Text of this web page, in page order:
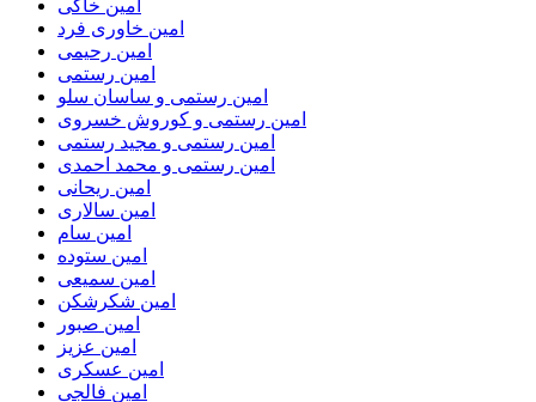
امین خاکی
امین خاوری فرد
امین رحیمی
امین رستمی
امین رستمی و ساسان سلو
امین رستمی و کوروش خسروی
امین رستمی و مجید رستمی
امین رستمی و محمد احمدی
امین ریحانی
امین سالاری
امین سام
امین ستوده
امین سمیعی
امین شکرشکن
امین صبور
امین عزیز
امین عسکری
امین فالجی